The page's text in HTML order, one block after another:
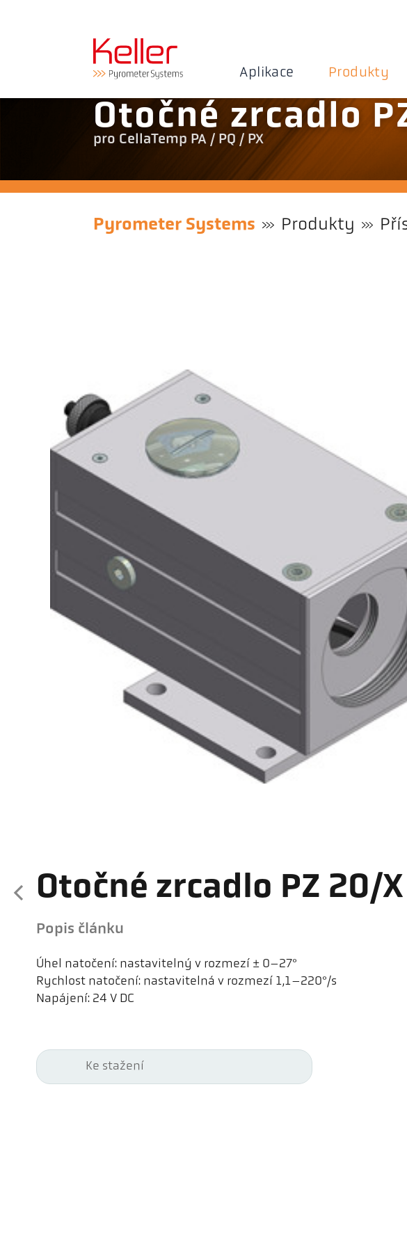
Aplikace Produkty
Otočné zrcadlo
pro CellaTemp PA / PQ / PX
Pyrometer Systems Produkty
Otočné zrcadlo PZ 20/X
Popis článku
Úhel natočení: nastavitelný v rozmezí ± 0–27°
Rychlost natočení: nastavitelná v rozmezí 1,1–220°/s
Napájení: 24 V DC
Ke stažení